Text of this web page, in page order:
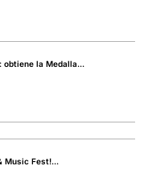
obtiene la Medalla...
Music Fest!...